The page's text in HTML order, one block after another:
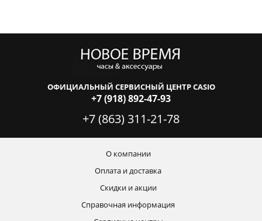
ОФИЦИАЛЬНЫЙ СЕРВИСНЫЙ ЦЕНТР CASIO
+7 (918) 892-47-93
+7 (863) 311-21-78
О компании
Оплата и доставка
Скидки и акции
Справочная информация